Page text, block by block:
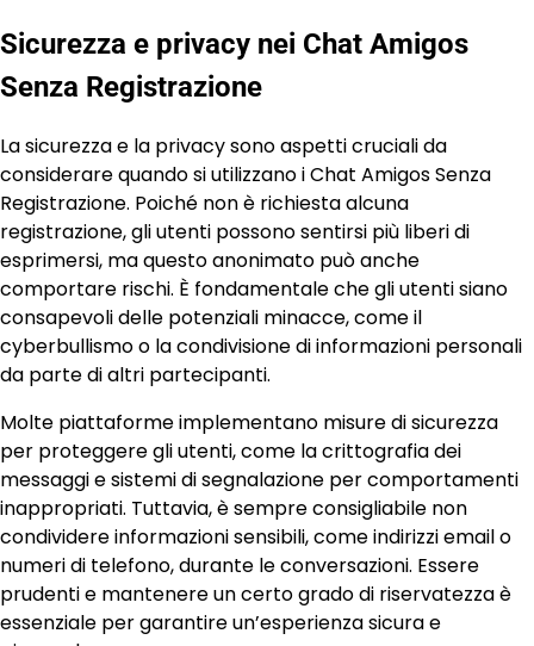
Sicurezza e privacy nei Chat Amigos
Senza Registrazione
La sicurezza e la privacy sono aspetti cruciali da
considerare quando si utilizzano i Chat Amigos Senza
Registrazione. Poiché non è richiesta alcuna
registrazione, gli utenti possono sentirsi più liberi di
esprimersi, ma questo anonimato può anche
comportare rischi. È fondamentale che gli utenti siano
consapevoli delle potenziali minacce, come il
cyberbullismo o la condivisione di informazioni personali
da parte di altri partecipanti.
Molte piattaforme implementano misure di sicurezza
per proteggere gli utenti, come la crittografia dei
messaggi e sistemi di segnalazione per comportamenti
inappropriati. Tuttavia, è sempre consigliabile non
condividere informazioni sensibili, come indirizzi email o
numeri di telefono, durante le conversazioni. Essere
prudenti e mantenere un certo grado di riservatezza è
essenziale per garantire un’esperienza sicura e